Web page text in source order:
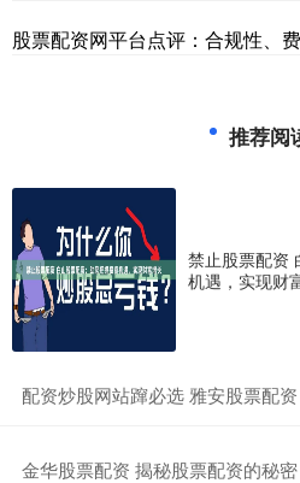
股票配资网平台点评：合规性、
推荐阅
禁止股票配资
机遇，实现财
配资炒股网站蹿必选 雅安股票配
金华股票配资 揭秘股票配资的秘